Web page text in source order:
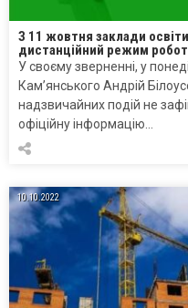
З 11 жовтня заклади
дистанційний режим
У своєму зверненні, у
Кам’янського Андрій
надзвичайних подій не
офіційну інформацію…
10.10.2022